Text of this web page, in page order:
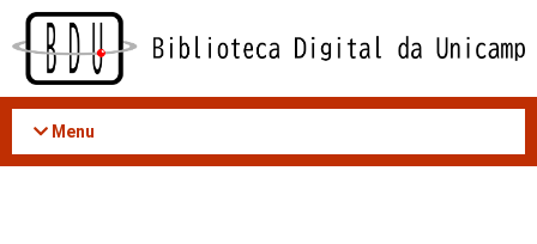
Acessar
conteúdo
Menu